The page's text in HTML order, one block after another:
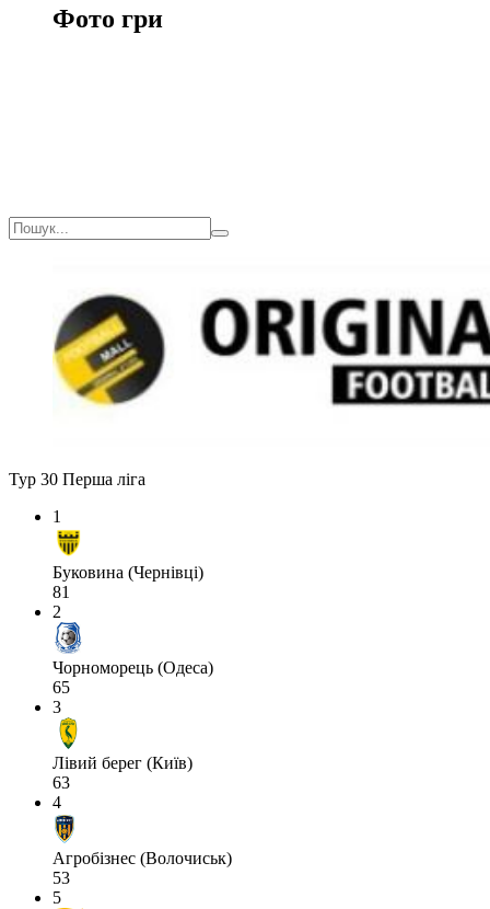
Фото гри
Тур 30 Перша ліга
1
Буковина (Чернівці)
81
2
Чорноморець (Одеса)
65
3
Лівий берег (Київ)
63
4
Агробізнес (Волочиськ)
53
5